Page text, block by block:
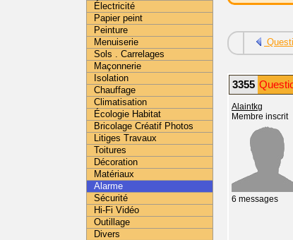
3355
Alaintkg
Membre inscrit
6 messages
Électricité
Papier peint
Peinture
Menuiserie
Sols . Carrelages
Maçonnerie
Isolation
Chauffage
Climatisation
Écologie Habitat
Bricolage Créatif Photos
Litiges Travaux
Toitures
Décoration
Matériaux
Alarme
Sécurité
Hi-Fi Vidéo
Outillage
Divers